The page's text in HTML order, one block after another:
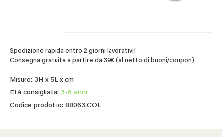
Spedizione rapida entro 2 giorni lavorativi!
Consegna gratuita a partire da 39€ (al netto di buoni/coupon)
Misure: 3H x 5L x cm
Età consigliata: 3-6 anni
Codice prodotto: 88063.COL